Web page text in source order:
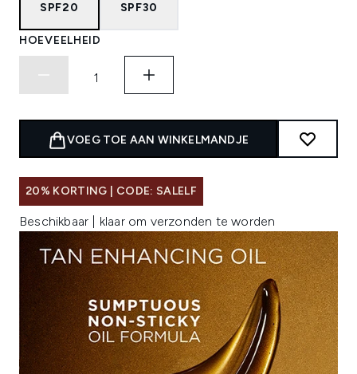
SPF20 SPF30
HOEVEELHEID
VOEG TOE AAN WINKELMANDJE
20% KORTING | CODE: SALELF
Beschikbaar | klaar om verzonden te worden